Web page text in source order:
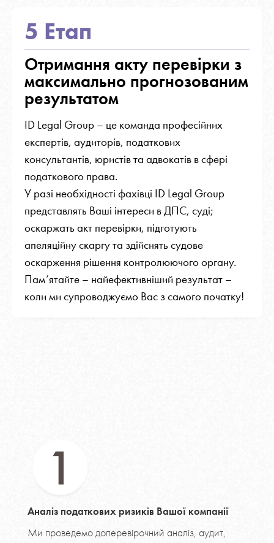
5 Етап
Отримання акту перевірки з
максимально прогнозованим
результатом
ID Legal Group – це команда професійних
експертів, аудиторів, податкових
консультантів, юристів та адвокатів в сфері
податкового права.
У разі необхідності фахівці ID Legal Group
представлять Ваші інтереси в ДПС, суді;
оскаржать акт перевірки, підготують
апеляційну скаргу та здійснять судове
оскарження рішення контролюючого органу.
Пам’ятайте – найефективніший результат –
коли ми супроводжуємо Вас з самого початку!
Аналіз податкових ризиків Вашої компанії
Ми проведемо доперевірочний аналіз, аудит,